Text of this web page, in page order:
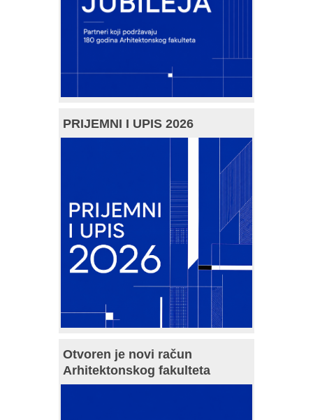
PRIJEMNI I UPIS 2026
Otvoren je novi račun
Arhitektonskog fakulteta